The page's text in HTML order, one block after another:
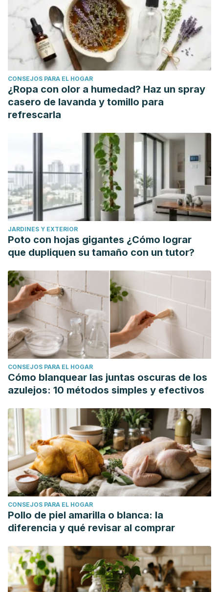
mascotas pueden ser peligrosas para usted y su mascota.
Administración de Alimentos y Medicamentos. Estados
Unidos; 2018. https://www.fda.gov/animal-veterinary/animal-
health-literacy/get-facts-raw-pet-food-diets-can-be-
dangerous-you-and-your-pet
Detectansalmonellaen alimentos crudos para mascotas.
Diario Veterinario. España; 2019.
https://www.diarioveterinario.com/t/1367043/detectan-
Getty C, Jaykus L, Luisana E, Saker K. Evaluación de la
encuesta sobre las prácticas de alimentación de los
dueños de perros y la evaluación de la higiene de los
tazones para perros en entornos domésticos. Plos One.
Estados Unidos; 2022.
https://journals.plos.org/plosone/article?
id=10.1371/journal.pone.0259478
E. Coliy la seguridad de los alimentos. Centros para el
Unidos; 2022.
https://www.cdc.gov/foodsafety/es/communication/ecoli-
and-food-safety.html
LaSalmonella
y los alimentos. Centros para el Control y la
Prevención de Enfermedades. Estados Unidos; 2022.
https://www.cdc.gov/foodsafety/es/communication/
and-food-
CONSEJOS PARA EL HOGAR
¿Ropa con olor a humedad? Haz un spray
casero de lavanda y tomillo para
refrescarla
JARDINES Y EXTERIOR
Poto con hojas gigantes ¿Cómo lograr
que dupliquen su tamaño con un tutor?
CONSEJOS PARA EL HOGAR
Cómo blanquear las juntas oscuras de los
azulejos: 10 métodos simples y efectivos
CONSEJOS PARA EL HOGAR
Pollo de piel amarilla o blanca: la
diferencia y qué revisar al comprar